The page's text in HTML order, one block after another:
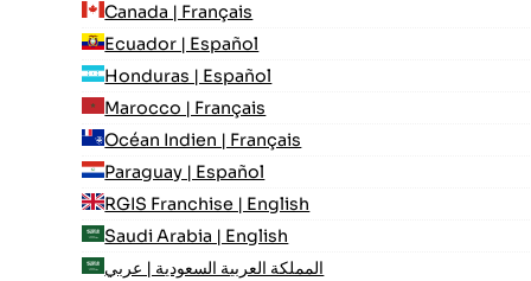
Canada | Français
Ecuador | Español
Honduras | Español
Marocco | Français
Océan Indien | Français
Paraguay | Español
RGIS Franchise | English
Saudi Arabia | English
المملكة العربية السعودية | عربي